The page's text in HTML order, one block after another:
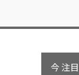
今 注